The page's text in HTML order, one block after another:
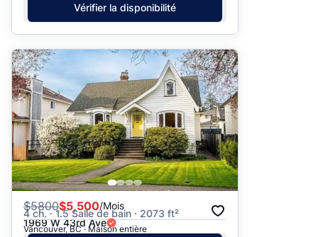
Vérifier la disponibilité
$5800$5,500/Mois
4 ch. · 1.5 Salle de bain · 2073 ft²
1969 W 43rd Ave
Vancouver, BC · Maison entière